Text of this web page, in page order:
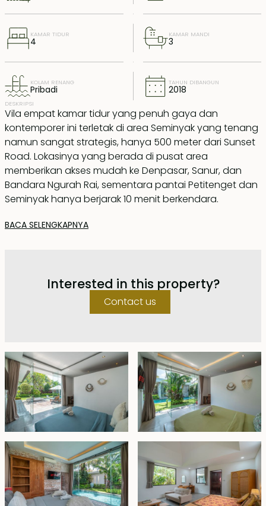
KAMAR TIDUR
4
KAMAR MANDI
3
KOLAM RENANG
Pribadi
TAHUN DIBANGUN
2018
DESKRIPSI
Vila empat kamar tidur yang penuh gaya dan
kontemporer ini terletak di area Seminyak yang tenang
namun sangat strategis, hanya 500 meter dari Sunset
Road. Lokasinya yang berada di pusat area
memberikan akses mudah ke Denpasar, Sanur, dan
Bandara Ngurah Rai, sementara pantai Petitenget dan
Seminyak hanya berjarak 10 menit berkendara.
Berdiri di atas lahan seluas 500 m2, vila ini memiliki
terhubung langsung ke taman tropis yang rimbun dan
kolam renang pribadi yang luas berukuran 11 x 3,5
meter. Dek kayu membentang di satu sisi kolam,
acara kumpul-kumpul santai.
Dibangun dengan tata letak berbentuk L, dua kamar
tidur utama ditempatkan berderet menghadap ke
kolam renang. Kedua kamar mandi dilengkapi dengan
bathtub mewah dan pancuran semi-terbuka. Di
seberang kolam, terdapat paviliun tamu terpisah yang
menampung kamar tidur ketiga, dirancang dengan
pintu dan jendela kaca setinggi langit-langit di tiga sisi,
memberikan cahaya alami yang melimpah serta
pemandangan kolam dan taman tanpa hambatan.
BACA SELENGKAPNYA
Interested in this property?
Contact us